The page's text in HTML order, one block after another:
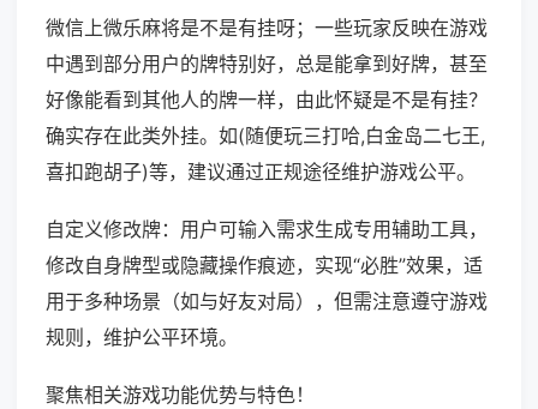
微信上微乐麻将是不是有挂呀；一些玩家反映在游戏
中遇到部分用户的牌特别好，总是能拿到好牌，甚至
好像能看到其他人的牌一样，由此怀疑是不是有挂？
确实存在此类外挂。如(随便玩三打哈,白金岛二七王,
喜扣跑胡子)等，建议通过正规途径维护游戏公平。
自定义修改牌：用户可输入需求生成专用辅助工具，
修改自身牌型或隐藏操作痕迹，实现“必胜”效果，适
用于多种场景（如与好友对局），但需注意遵守游戏
规则，维护公平环境。
聚焦相关游戏功能优势与特色！